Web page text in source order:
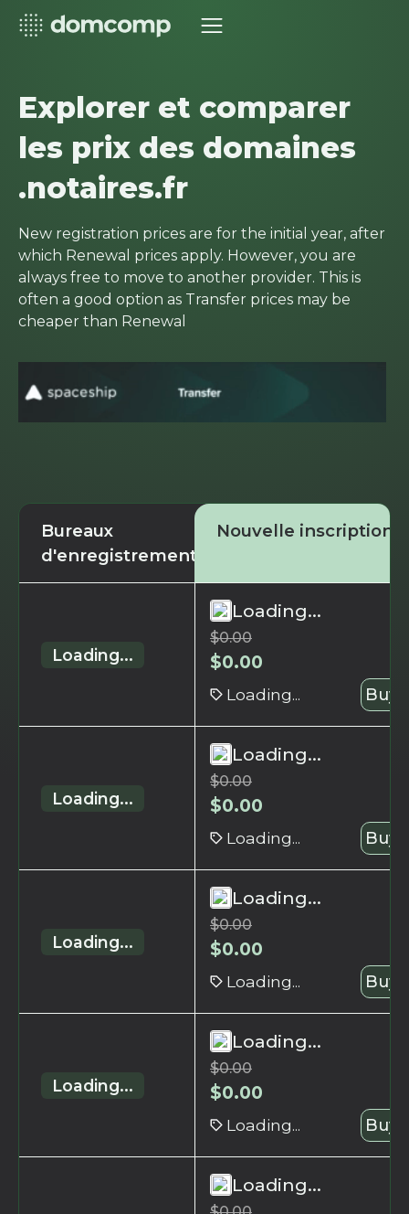
Explorer et comparer
les prix des domaines
.notaires.fr
New registration prices are for the initial year, after
which Renewal prices apply. However, you are
always free to move to another provider. This is
often a good option as Transfer prices may be
cheaper than Renewal
Bureaux
d'enregistrement
Nouvelle inscription
Loading...
Loading...
$0.00
$0.00
Loading... Buy
Loading...
Loading...
$0.00
$0.00
Loading... Buy
Loading...
Loading...
$0.00
$0.00
Loading... Buy
Loading...
Loading...
$0.00
$0.00
Loading... Buy
Loading...